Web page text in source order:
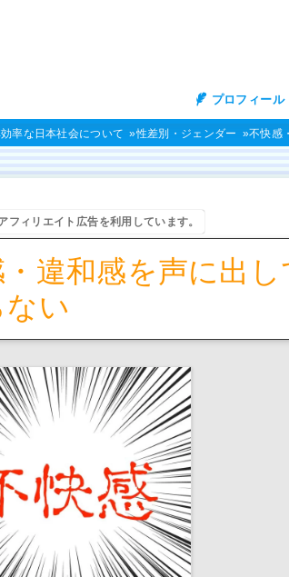
プロフィール
効率な日本社会について 性差別・ジェンダー 不快感
フィリエイト広告を利用しています。
違和感を声に出
い